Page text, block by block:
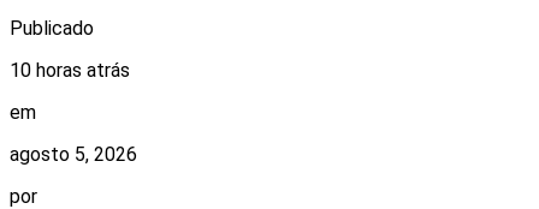
Publicado
10 horas atrás
em
agosto 5, 2026
por